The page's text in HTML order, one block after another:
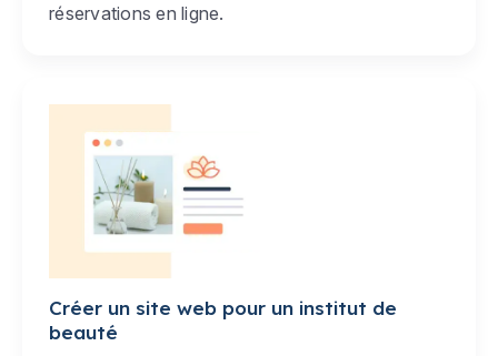
réservations en ligne.
Créer un site web pour un institut de
beauté